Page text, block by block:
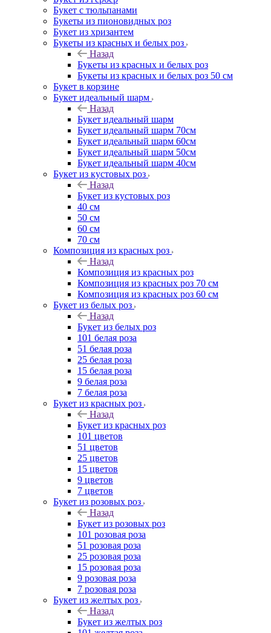
Букет с тюльпанами
Букеты из пионовидных роз
Букет из хризантем
Букеты из красных и белых роз
Назад
Букеты из красных и белых роз
Букеты из красных и белых роз 50 см
Букет в корзине
Букет идеальный шарм
Назад
Букет идеальный шарм
Букет идеальный шарм 70см
Букет идеальный шарм 60см
Букет идеальный шарм 50см
Букет идеальный шарм 40см
Букет из кустовых роз
Назад
Букет из кустовых роз
40 см
50 см
60 см
70 см
Композиция из красных роз
Назад
Композиция из красных роз
Композиция из красных роз 70 см
Композиция из красных роз 60 см
Букет из белых роз
Назад
Букет из белых роз
101 белая роза
51 белая роза
25 белая роза
15 белая роза
9 белая роза
7 белая роза
Букет из красных роз
Назад
Букет из красных роз
101 цветов
51 цветов
25 цветов
15 цветов
9 цветов
7 цветов
Букет из розовых роз
Назад
Букет из розовых роз
101 розовая роза
51 розовая роза
25 розовая роза
15 розовая роза
9 розовая роза
7 розовая роза
Букет из желтых роз
Назад
Букет из желтых роз